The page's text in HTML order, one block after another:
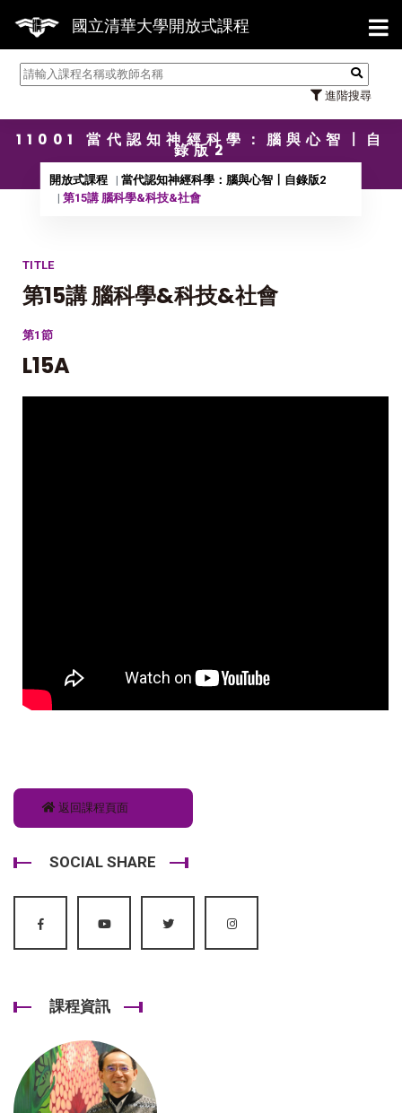
國立清華大學開放式課程
進階搜尋
【
11001 當代認知神經科學：腦與心智〡自
錄版2
開放式課程
當代認知神經科學：腦與心智〡自錄版2
第15講 腦科學&科技&社會
TITLE
第15講 腦科學&科技&社會
第1節
L15A
返回課程頁面
SOCIAL SHARE
課程資訊